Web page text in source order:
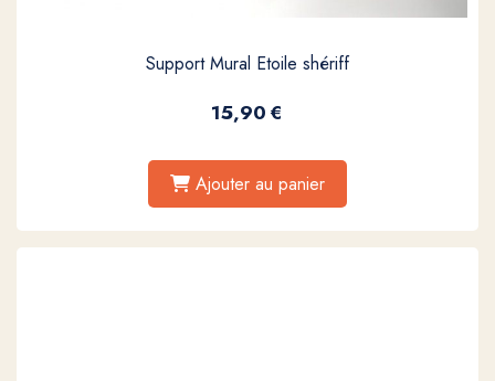
Support Mural Etoile shériff
15,90€
Ajouter au panier